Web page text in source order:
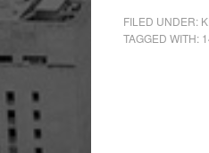
FILED UNDER:
TAGGED WITH: